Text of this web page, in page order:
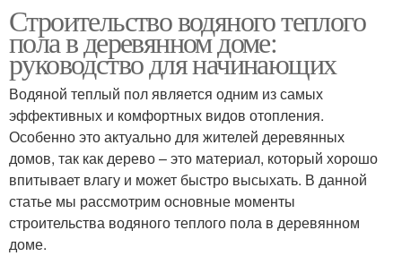
Строительство водяного теплого
пола в деревянном доме:
руководство для начинающих
Водяной теплый пол является одним из самых
эффективных и комфортных видов отопления.
Особенно это актуально для жителей деревянных
домов, так как дерево – это материал, который хорошо
впитывает влагу и может быстро высыхать. В данной
статье мы рассмотрим основные моменты
строительства водяного теплого пола в деревянном
доме.